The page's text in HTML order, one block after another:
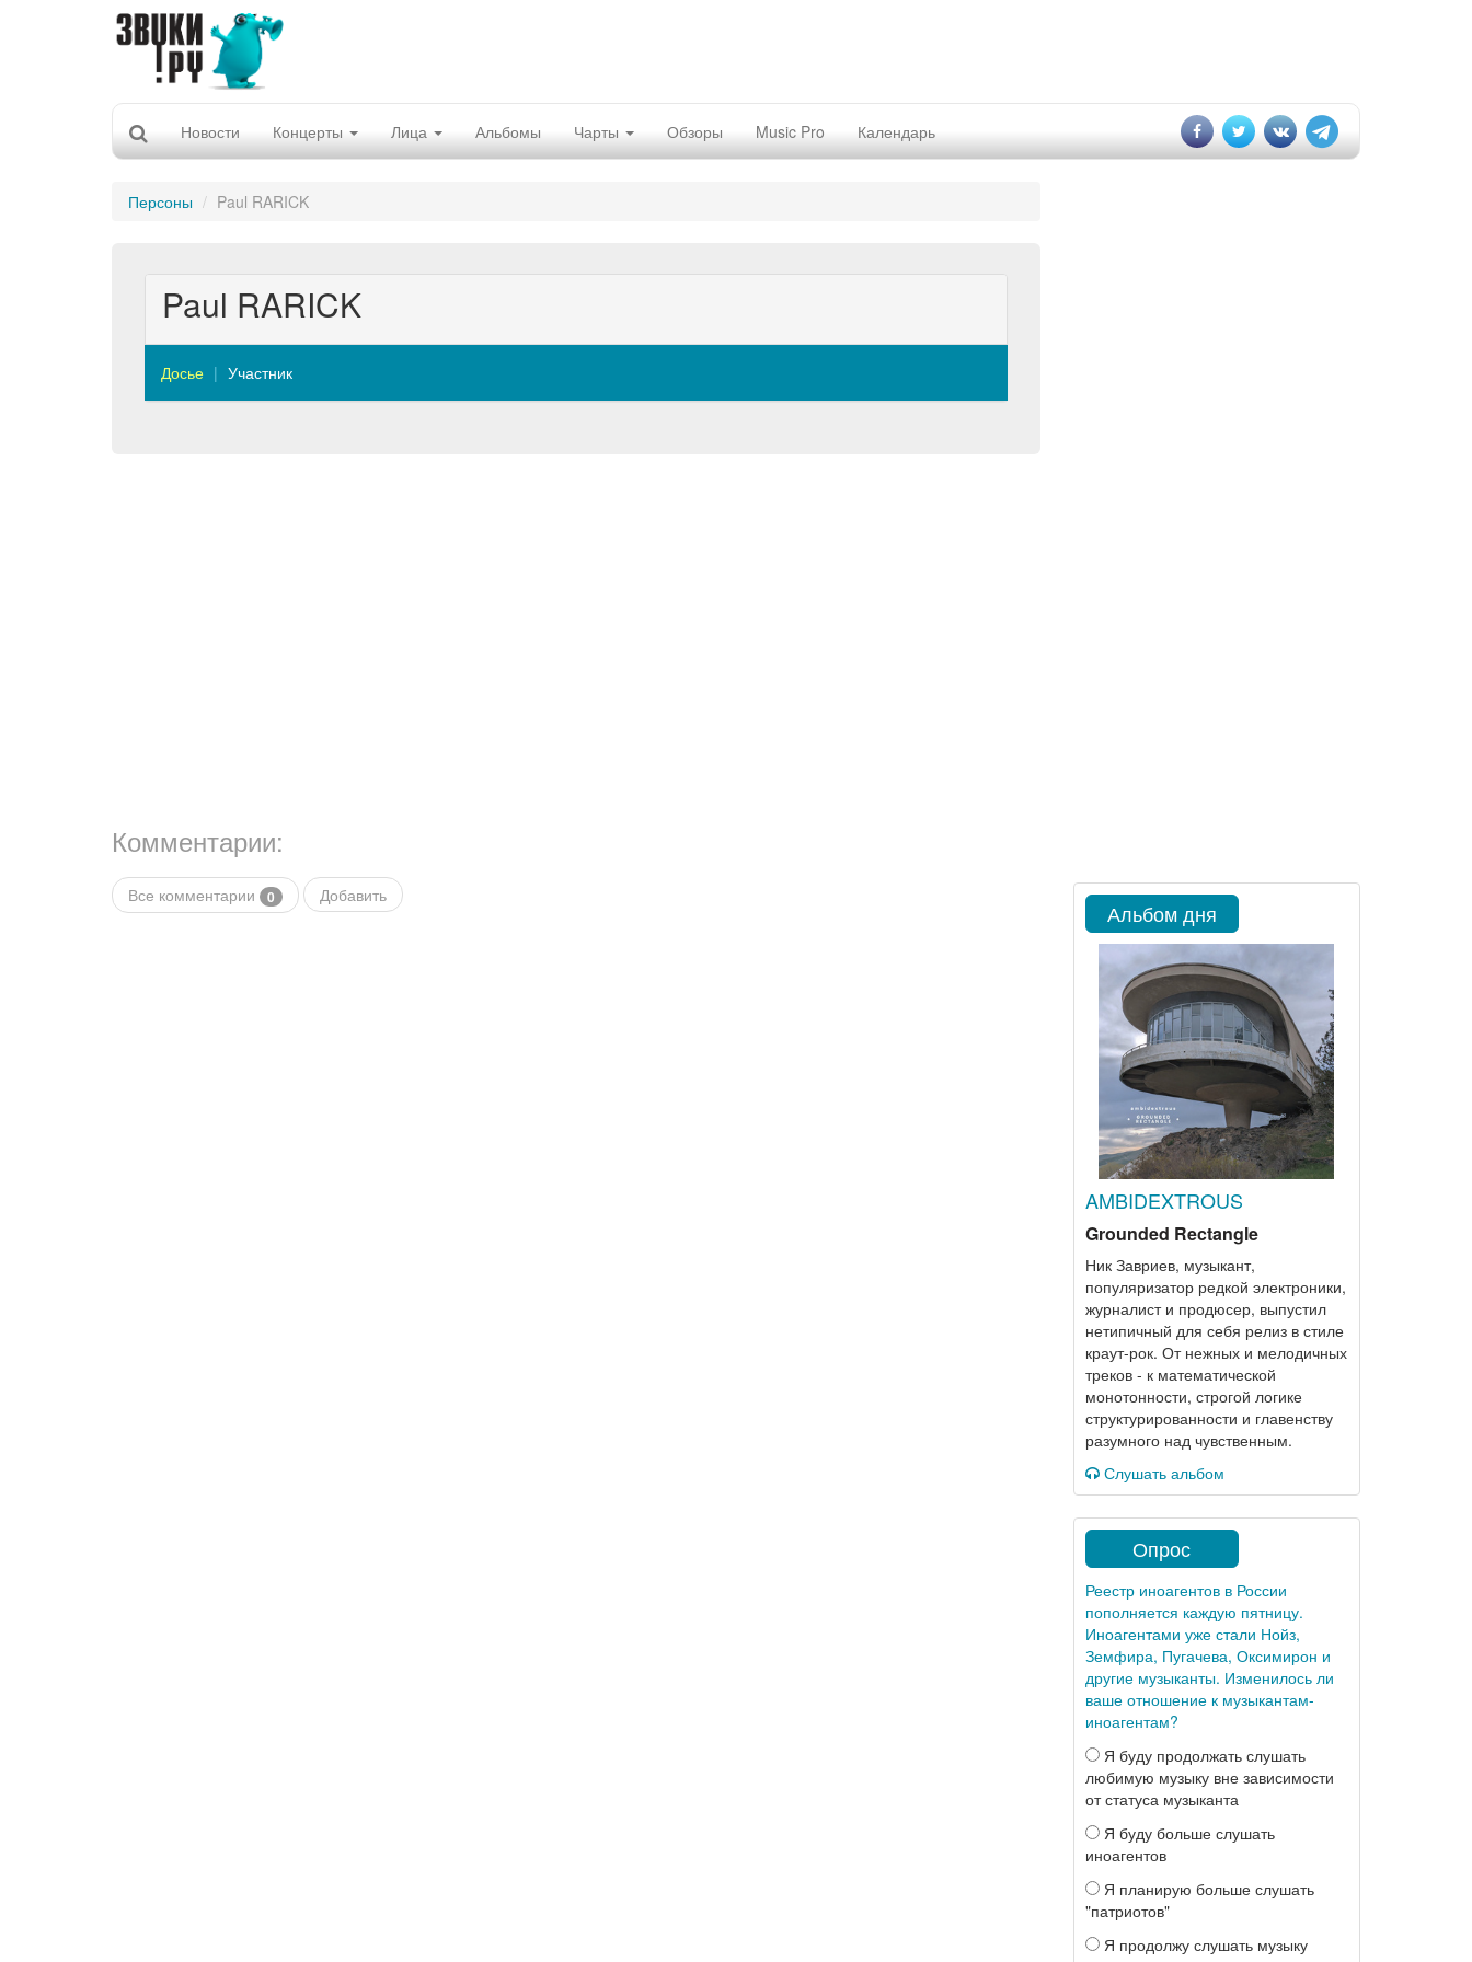
Новости Концерты Лица Альбомы Чарты Обзоры Music Pro Календарь
Персоны Paul RARICK
Paul RARICK
Досье Участник
Комментарии:
Все комментарии 0 Добавить
Альбом дня
AMBIDEXTROUS
Grounded Rectangle
Ник Завриев, музыкант,
популяризатор редкой электроники,
журналист и продюсер, выпустил
нетипичный для себя релиз в стиле
краут-рок. От нежных и мелодичных
треков - к математической
монотонности, строгой логике
структурированности и главенству
разумного над чувственным.
Слушать альбом
Опрос
Реестр иноагентов в России
пополняется каждую пятницу.
Иноагентами уже стали Нойз,
Земфира, Пугачева, Оксимирон и
другие музыканты. Изменилось ли
ваше отношение к музыкантам-
иноагентам?
Я буду продолжать слушать
любимую музыку вне зависимости
от статуса музыканта
Я буду больше слушать
иноагентов
Я планирую больше слушать
"патриотов"
Я продолжу слушать музыку